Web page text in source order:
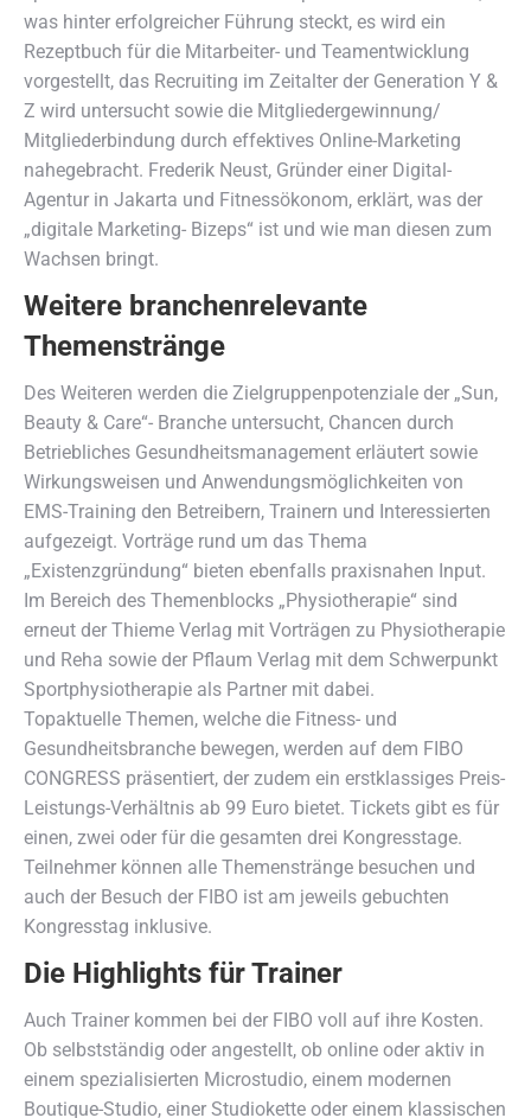
was hinter erfolgreicher Führung steckt, es wird ein
Rezeptbuch für die Mitarbeiter- und Teamentwicklung
vorgestellt, das Recruiting im Zeitalter der Generation Y &
Z wird untersucht sowie die Mitgliedergewinnung/
Mitgliederbindung durch effektives Online-Marketing
nahegebracht. Frederik Neust, Gründer einer Digital-
Agentur in Jakarta und Fitnessökonom, erklärt, was der
„digitale Marketing- Bizeps“ ist und wie man diesen zum
Wachsen bringt.
Weitere branchenrelevante
Themenstränge
Des Weiteren werden die Zielgruppenpotenziale der „Sun,
Beauty & Care“- Branche untersucht, Chancen durch
Betriebliches Gesundheitsmanagement erläutert sowie
Wirkungsweisen und Anwendungsmöglichkeiten von
EMS-Training den Betreibern, Trainern und Interessierten
aufgezeigt. Vorträge rund um das Thema
„Existenzgründung“ bieten ebenfalls praxisnahen Input.
Im Bereich des Themenblocks „Physiotherapie“ sind
erneut der Thieme Verlag mit Vorträgen zu Physiotherapie
und Reha sowie der Pflaum Verlag mit dem Schwerpunkt
Sportphysiotherapie als Partner mit dabei.
Topaktuelle Themen, welche die Fitness- und
Gesundheitsbranche bewegen, werden auf dem FIBO
CONGRESS präsentiert, der zudem ein erstklassiges Preis-
Leistungs-Verhältnis ab 99 Euro bietet. Tickets gibt es für
einen, zwei oder für die gesamten drei Kongresstage.
Teilnehmer können alle Themenstränge besuchen und
auch der Besuch der FIBO ist am jeweils gebuchten
Kongresstag inklusive.
Die Highlights für Trainer
Auch Trainer kommen bei der FIBO voll auf ihre Kosten.
Ob selbstständig oder angestellt, ob online oder aktiv in
einem spezialisierten Microstudio, einem modernen
Boutique-Studio, einer Studiokette oder einem klassischen